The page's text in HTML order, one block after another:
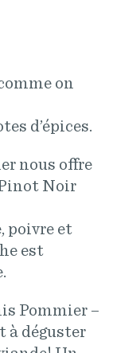
on
d’épices.
nous offre
Noir
poivre et
est
Pommier –
à déguster